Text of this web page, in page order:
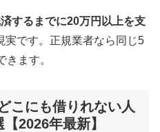
するまでに20万円以上を支
実です。正規業者なら同じ5
ます。
こにも借りれない人
2026年最新】